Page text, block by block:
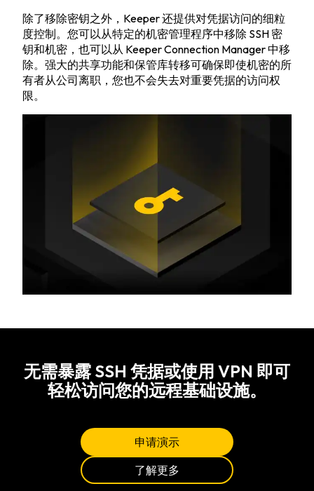
除了移除密钥之外，Keeper 还提供对凭据访问的细粒
度控制。您可以从特定的机密管理程序中移除 SSH 密
钥和机密，也可以从 Keeper Connection Manager 中移
除。强大的共享功能和保管库转移可确保即使机密的所
有者从公司离职，您也不会失去对重要凭据的访问权
限。
无需暴露 SSH 凭据或使用 VPN 即可
轻松访问您的远程基础设施。
申请演示
了解更多